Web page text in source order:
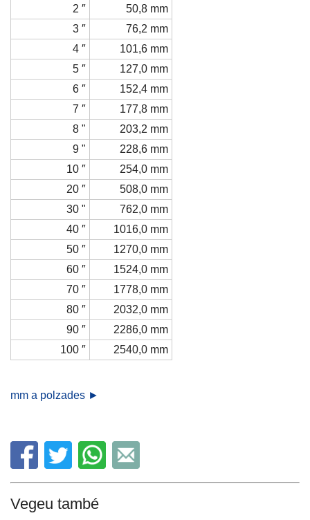
2 ″
50,8 mm
3 ″
76,2 mm
4 ″
101,6 mm
5 ″
127,0 mm
6 ″
152,4 mm
7 ″
177,8 mm
8 "
203,2 mm
9 "
228,6 mm
10 ″
254,0 mm
20 ″
508,0 mm
30 "
762,0 mm
40 ″
1016,0 mm
50 ″
1270,0 mm
60 ″
1524,0 mm
70 ″
1778,0 mm
80 ″
2032,0 mm
90 ″
2286,0 mm
100 ″
2540,0 mm
mm a polzades ►
Vegeu també